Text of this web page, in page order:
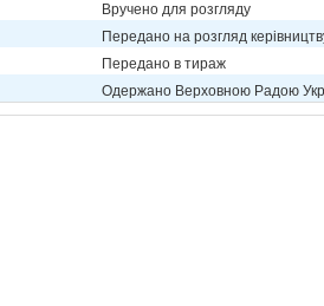
Вручено для розгляду
Передано на розгляд
Передано в тираж
Одержано Верховною Радою